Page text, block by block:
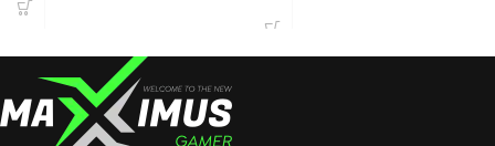
INFORMAÇÕES
Grav. 435 Mb/s,